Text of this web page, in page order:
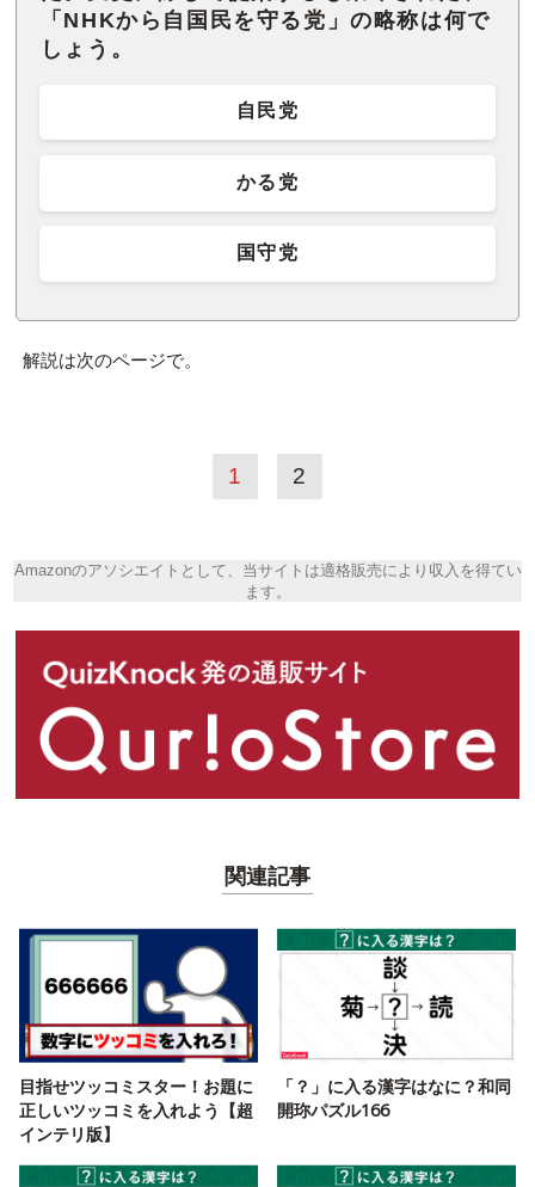
「NHKから自国民を守る党」の略称は何で
しょう。
自民党
かる党
国守党
解説は次のページで。
1 2
Amazonのアソシエイトとして、当サイトは適格販売により収入を得てい
ます。
関連記事
目指せツッコミスター！お題に
正しいツッコミを入れよう【超
インテリ版】
「？」に入る漢字はなに？和同
開珎パズル166